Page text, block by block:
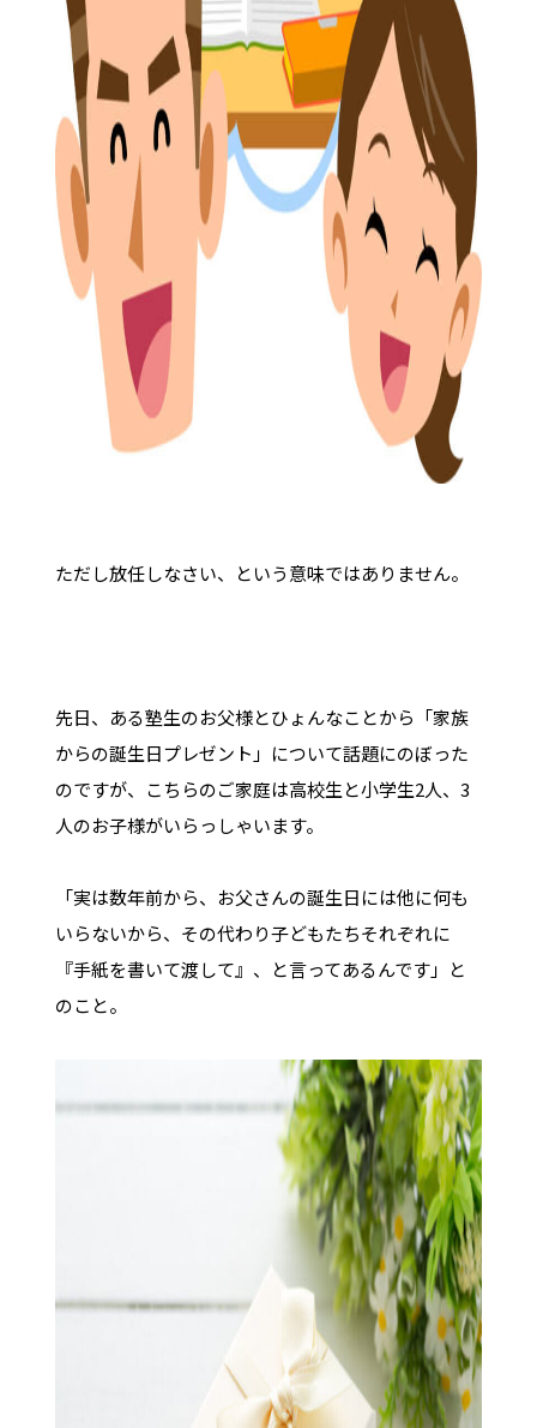
ただし放任しなさい、という意味ではありません。
先日、ある塾生のお父様とひょんなことから「家族
からの誕生日プレゼント」について話題にのぼった
のですが、こちらのご家庭は高校生と小学生2人、3
人のお子様がいらっしゃいます。
「実は数年前から、お父さんの誕生日には他に何も
いらないから、その代わり子どもたちそれぞれに
『手紙を書いて渡して』、と言ってあるんです」と
のこと。